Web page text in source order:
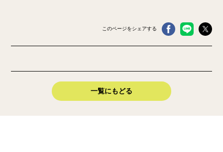
このページをシェアする
一覧にもどる